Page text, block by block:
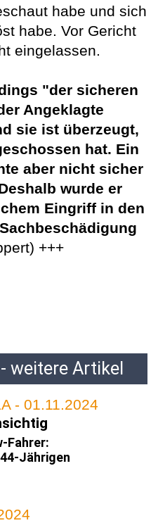
habe und sich
habe. Vor Gericht
eingelassen.
"der sicheren
Angeklagte
sie ist überzeugt,
hat. Ein
aber nicht sicher
wurde er
Eingriff in den
+++
- weitere Artikel
- 01.11.2024
Fahrer:
Jährigen